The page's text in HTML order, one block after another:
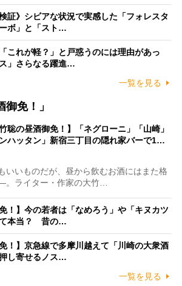
証》シビアな状況で実感した「フォレスタ
ボ」と「スト…
これが軽？」と戸惑うのには理由があっ
」さらなる躍進…
一覧を見る
免！」
竹聡の昼酒御免！】「ネグローニ」「山崎」
ンハッタン」新宿三丁目の隠れ家バーで1…
いいものだが、昼から飲むお酒にはまた格
ライター・作家の大竹…
！】今の若者は「なめろう」や「キヌカツ
て本当？ 昔の…
！】京急線で多摩川越えて「川崎の大衆酒
し寄せるノス…
一覧を見る